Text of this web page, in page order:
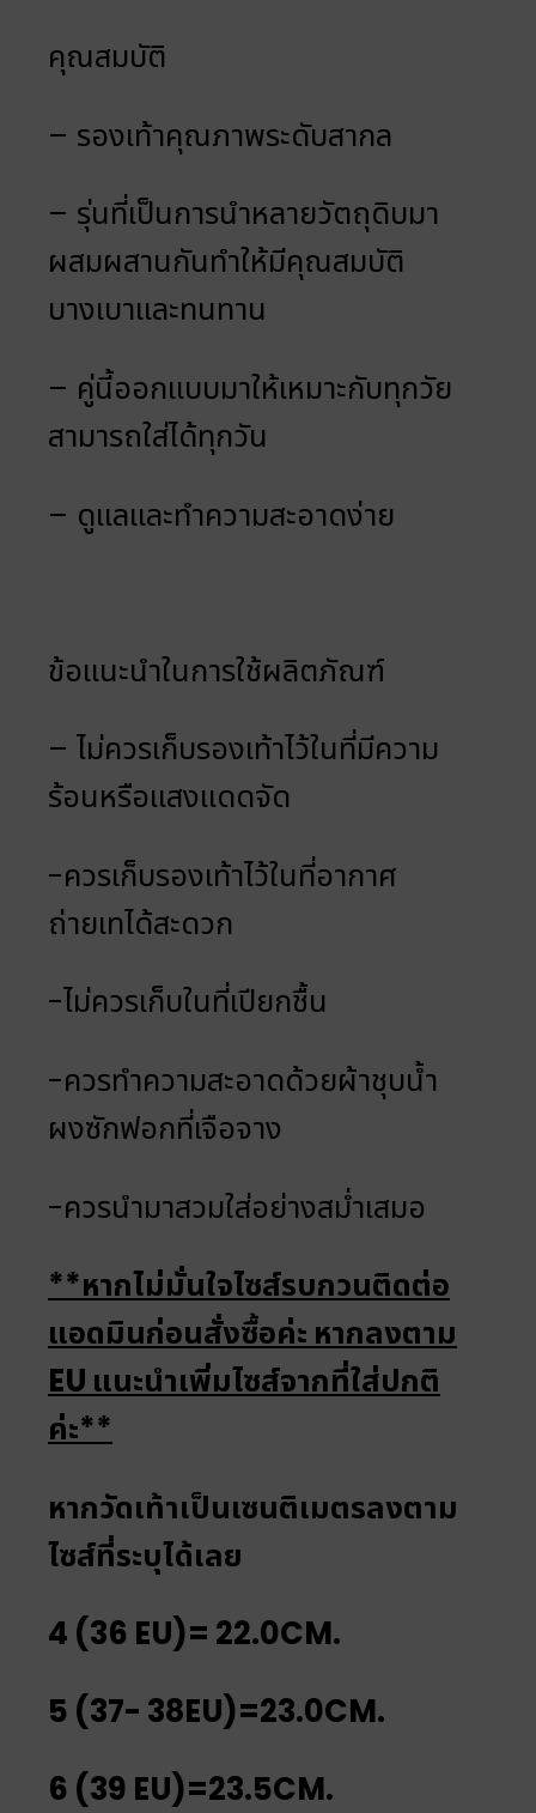
คุณสมบัติ
– รองเท้าคุณภาพระดับสากล
– รุ่นที่เป็นการนำหลายวัตถุดิบมา
ผสมผสานกันทำให้มีคุณสมบัติ
บางเบาและทนทาน
– คู่นี้ออกแบบมาให้เหมาะกับทุกวัย
สามารถใส่ได้ทุกวัน
– ดูแลและทำความสะอาดง่าย
ข้อแนะนำในการใช้ผลิตภัณฑ์
– ไม่ควรเก็บรองเท้าไว้ในที่มีความ
ร้อนหรือแสงแดดจัด
-ควรเก็บรองเท้าไว้ในที่อากาศ
ถ่ายเทได้สะดวก
-ไม่ควรเก็บในที่เปียกชื้น
-ควรทำความสะอาดด้วยผ้าชุบน้ำ
ผงซักฟอกที่เจือจาง
-ควรนำมาสวมใส่อย่างสม่ำเสมอ
**หากไม่มั่นใจไซส์รบกวนติดต่อ
แอดมินก่อนสั่งซื้อค่ะ หากลงตาม
EU แนะนำเพิ่มไซส์จากที่ใส่ปกติ
ค่ะ**
หากวัดเท้าเป็นเซนติเมตรลงตาม
ไซส์ที่ระบุได้เลย
4 (36 EU)= 22.0CM.
5 (37- 38EU)=23.0CM.
6 (39 EU)=23.5CM.